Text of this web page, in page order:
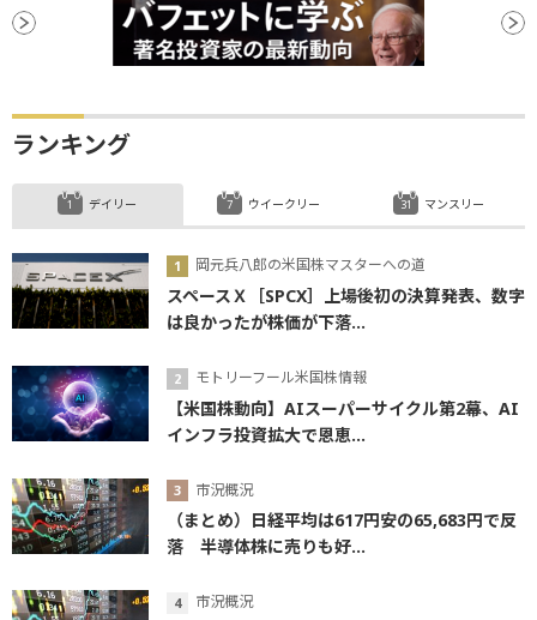
ランキング
デイリー
岡元兵八郎の米国株マスターへの道
スペースＸ［SPCX］上場後初の決算発表、数字
は良かったが株価が下落...
モトリーフール米国株情報
【米国株動向】AIスーパーサイクル第2幕、AI
インフラ投資拡大で恩恵...
市況概況
（まとめ）日経平均は617円安の65,683円で反
落 半導体株に売りも好...
市況概況
ウイークリー マンスリー